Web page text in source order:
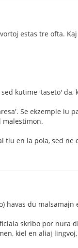
estas tre ofta.
kutime 'taseto' da,
Se ekzemple
malestimon.
tiu en la pola, sed
havas du
skribo por nura
kiel en aliaj